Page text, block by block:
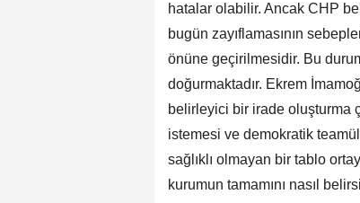
hatalar olabilir. Ancak CHP
bugün zayıflamasının
önüne geçirilmesidir. Bu
doğurmaktadır. Ekrem
belirleyici bir irade oluşturma
istemesi ve demokratik
sağlıklı olmayan bir tablo
kurumun tamamını nasıl